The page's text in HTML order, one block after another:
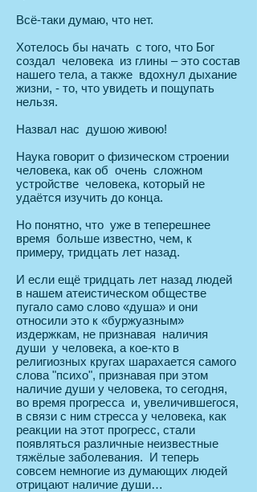
Всё-таки думаю, что нет.
Хотелось бы начать с того, что Бог
создал человека из глины – это состав
нашего тела, а также вдохнул дыхание
жизни, - то, что увидеть и пощупать
нельзя.
Назвал нас душою живою!
Наука говорит о физическом строении
человека, как об очень сложном
устройстве человека, который не
удаётся изучить до конца.
Но понятно, что уже в теперешнее
время больше известно, чем, к
примеру, тридцать лет назад.
И если ещё тридцать лет назад людей
в нашем атеистическом обществе
пугало само слово «душа» и они
относили это к «буржуазным»
издержкам, не признавая наличия
души у человека, а кое-кто в
религиозных кругах шарахается самого
слова "психо", признавая при этом
наличие души у человека, то сегодня,
во время прогресса и, увеличившегося,
в связи с ним стресса у человека, как
реакции на этот прогресс, стали
появляться различные неизвестные
тяжёлые заболевания. И теперь
совсем немногие из думающих людей
отрицают наличие души…